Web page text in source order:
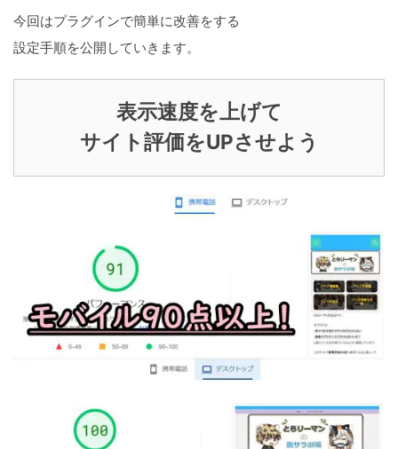
今回はプラグインで簡単に改善をする
設定手順を公開していきます。
表示速度を上げて
サイト評価をUPさせよう